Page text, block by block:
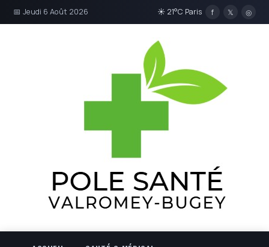
📅 Jeudi 6 Août 2026 ☀ 21°C Paris f 𝕏 ◎